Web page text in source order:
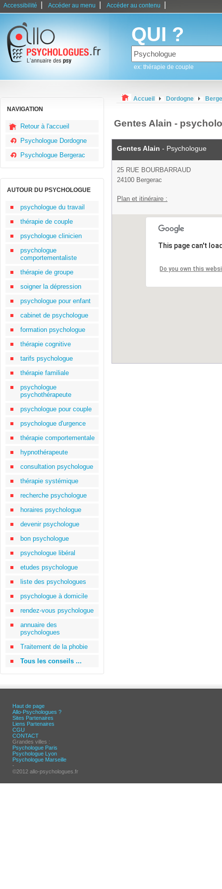
Accessibilité Accéder au menu Accéder au contenu
QUI ?
ex: thérapie de couple
NAVIGATION
Retour à l'accueil
Psychologue Dordogne
Psychologue Bergerac
AUTOUR DU PSYCHOLOGUE
psychologue du travail
thérapie de couple
psychologue clinicien
psychologue
comportementaliste
thérapie de groupe
soigner la dépression
psychologue pour enfant
cabinet de psychologue
formation psychologue
thérapie cognitive
tarifs psychologue
thérapie familiale
psychologue
psychothérapeute
psychologue pour couple
psychologue d'urgence
thérapie comportementale
hypnothérapeute
consultation psychologue
thérapie systémique
recherche psychologue
horaires psychologue
devenir psychologue
bon psychologue
psychologue libéral
etudes psychologue
liste des psychologues
psychologue à domicile
rendez-vous psychologue
annuaire des
psychologues
Traitement de la phobie
Tous les conseils ...
Accueil Dordogne
Gentes Alain -
Gentes Alain - Psychologue
25 RUE BOURBARRAUD
24100 Bergerac
Plan et itinéraire :
This page can't
Do you own this
Haut de page
Allo-Psychologues ?
Sites Partenaires
Liens Partenaires
CGU
CONTACT
Grandes villes :
Psychologue Paris
Psychologue Lyon
Psychologue Marseille
-
©2012 allo-psychologues.fr